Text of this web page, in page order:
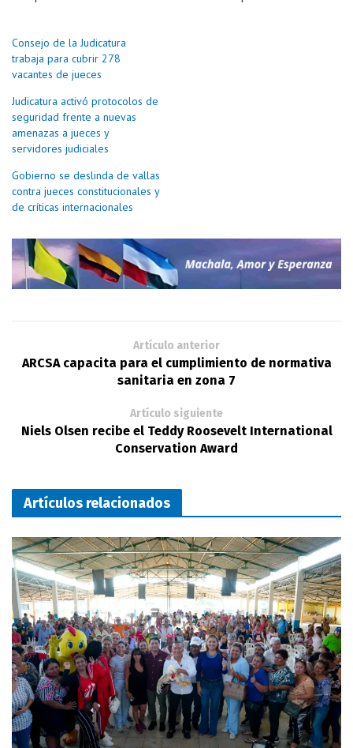
Consejo de la Judicatura
trabaja para cubrir 278
vacantes de jueces
Judicatura activó protocolos de
seguridad frente a nuevas
amenazas a jueces y
servidores judiciales
Gobierno se deslinda de vallas
contra jueces constitucionales y
de críticas internacionales
Artículo anterior
ARCSA capacita para el cumplimiento de normativa
sanitaria en zona 7
Artículo siguiente
Niels Olsen recibe el Teddy Roosevelt International
Conservation Award
Artículos relacionados